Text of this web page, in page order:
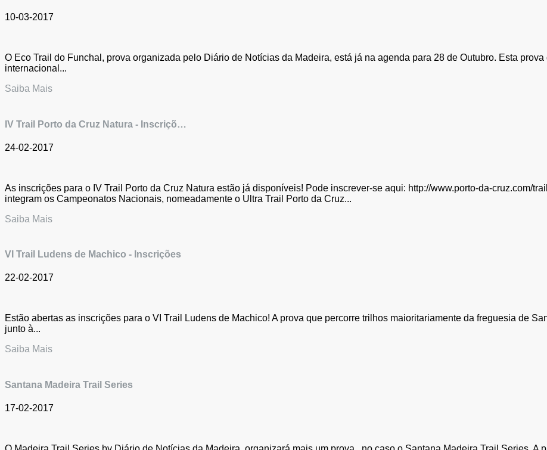
10-03-2017
O Eco Trail do Funchal, prova organizada pelo Diário de Notícias da Madeira, está já na agenda para 28 de Outubro. Esta
internacional...
Saiba Mais
IV Trail Porto da Cruz Natura - Inscriçõ…
24-02-2017
As inscrições para o IV Trail Porto da Cruz Natura estão já disponíveis! Pode inscrever-se aqui: http://www.porto-da-cruz.com/
integram os Campeonatos Nacionais, nomeadamente o Ultra Trail Porto da Cruz...
Saiba Mais
VI Trail Ludens de Machico - Inscrições
22-02-2017
Estão abertas as inscrições para o VI Trail Ludens de Machico! A prova que percorre trilhos maioritariamente da freguesia de
junto à...
Saiba Mais
Santana Madeira Trail Series
17-02-2017